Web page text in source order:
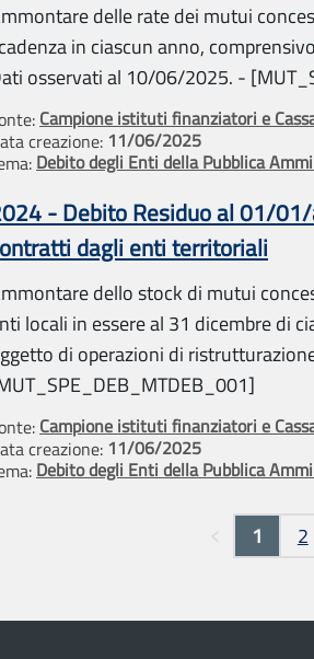
delle rate dei mutui
in ciascun anno,
osservati al 10/06/2025. -
Campione istituti finanziatori e
creazione: 11/06/2025
Debito degli Enti della Pubblica
- Debito Residuo al 01/
dagli enti territoriali
dello stock di mutui
locali in essere al 31 dicembre di
di operazioni di
Campione istituti finanziatori e
creazione: 11/06/2025
Debito degli Enti della Pubblica
1 2